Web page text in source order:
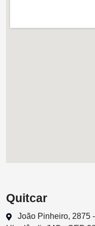
Quitcar
João Pinheiro, 2875